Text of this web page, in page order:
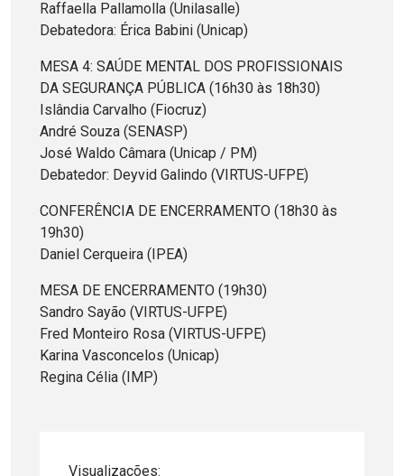
Raffaella Pallamolla (Unilasalle)
Debatedora: Érica Babini (Unicap)
MESA 4: SAÚDE MENTAL DOS PROFISSIONAIS
DA SEGURANÇA PÚBLICA (16h30 às 18h30)
Islândia Carvalho (Fiocruz)
André Souza (SENASP)
José Waldo Câmara (Unicap / PM)
Debatedor: Deyvid Galindo (VIRTUS-UFPE)
CONFERÊNCIA DE ENCERRAMENTO (18h30 às
19h30)
Daniel Cerqueira (IPEA)
MESA DE ENCERRAMENTO (19h30)
Sandro Sayão (VIRTUS-UFPE)
Fred Monteiro Rosa (VIRTUS-UFPE)
Karina Vasconcelos (Unicap)
Regina Célia (IMP)
Visualizações: